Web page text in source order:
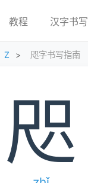
教程 汉字书写
Z > 咫字书写指南
咫